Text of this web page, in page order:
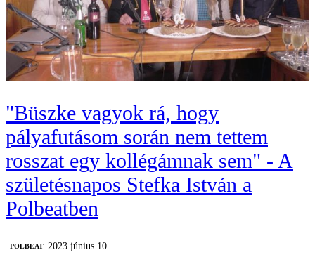
"Büszke vagyok rá, hogy
pályafutásom során nem tettem
rosszat egy kollégámnak sem" - A
születésnapos Stefka István a
Polbeatben
‎POLBEAT
2023 június 10.